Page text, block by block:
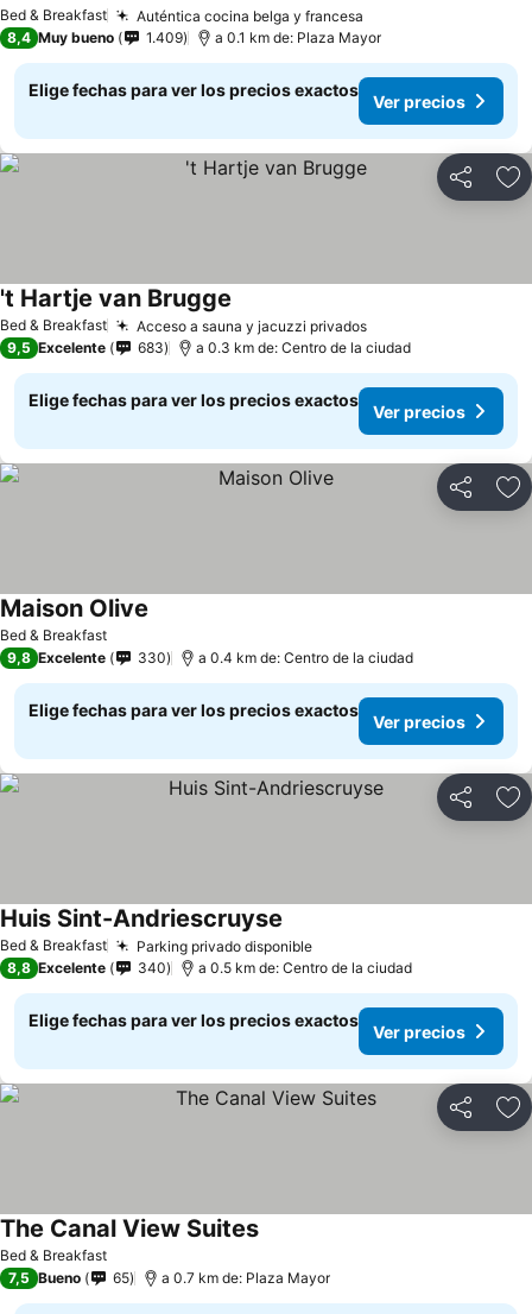
Bed & Breakfast Auténtica cocina belga y francesa
8,4 Muy bueno 1.409 a 0.1 km de: Plaza Mayor
Elige fechas para ver los precios exactos
Ver precios
Compartir
Bed & Breakfast Acceso a sauna y jacuzzi privadosVer precios
't Hartje van Brugge
9,5 Excelente 683 a 0.3 km de: Centro de la ciudad
Elige fechas para ver los precios exactos
Ver precios
Compartir
Bed & Breakfast
Maison Olive
9,8 Excelente 330 a 0.4 km de: Centro de la ciudad
Elige fechas para ver los precios exactos
Ver precios
Compartir
Bed & Breakfast Parking privado disponibleVer precios
Huis Sint-Andriescruyse
8,8 Excelente 340 a 0.5 km de: Centro de la ciudad
Elige fechas para ver los precios exactos
Ver precios
Compartir
Bed & Breakfast
The Canal View SuitesVer precios
7,5 Bueno 65 a 0.7 km de: Plaza Mayor